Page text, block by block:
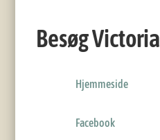
Besøg Victoria
Hjemmeside
Facebook